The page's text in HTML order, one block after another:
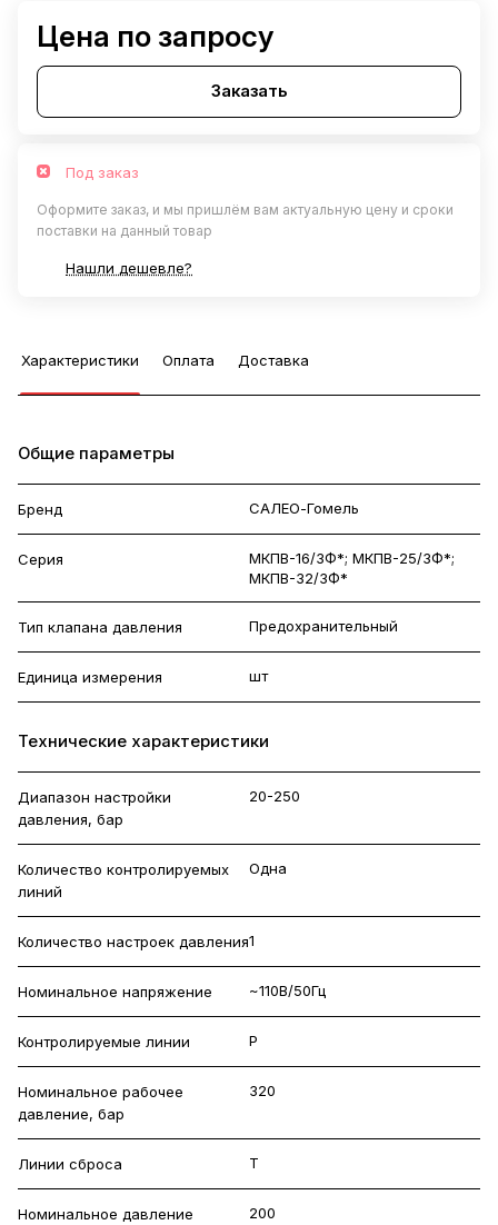
Цена по запросу
Заказать
Под заказ
Оформите заказ, и мы пришлём вам актуальную цену и сроки
поставки на данный товар
Нашли дешевле?
Характеристики Оплата Доставка
Общие параметры
Бренд САЛЕО-Гомель
Серия
МКПВ-16/3Ф*; МКПВ-25/3Ф*;
МКПВ-32/3Ф*
Тип клапана давления Предохранительный
Единица измерения шт
Технические характеристики
Диапазон настройки
давления, бар
20-250
Количество контролируемых
линий
Одна
Количество настроек давления1
Номинальное напряжение ~110В/50Гц
Контролируемые линии P
Номинальное рабочее
давление, бар
320
Линии сброса T
Номинальное давление
200